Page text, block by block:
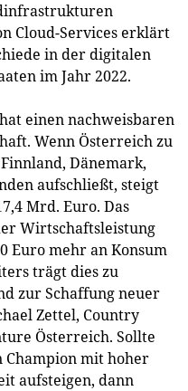
Cloud-Services erklärt
in der digitalen
im Jahr 2022.
einen nachweisbaren
Wenn Österreich zu
Dänemark,
aufschließt, steigt
Mrd. Euro. Das
Wirtschaftsleistung
Euro mehr an Konsum
trägt dies zu
zur Schaffung neuer
Zettel, Country
Österreich. Sollte
Champion mit hoher
aufsteigen, dann